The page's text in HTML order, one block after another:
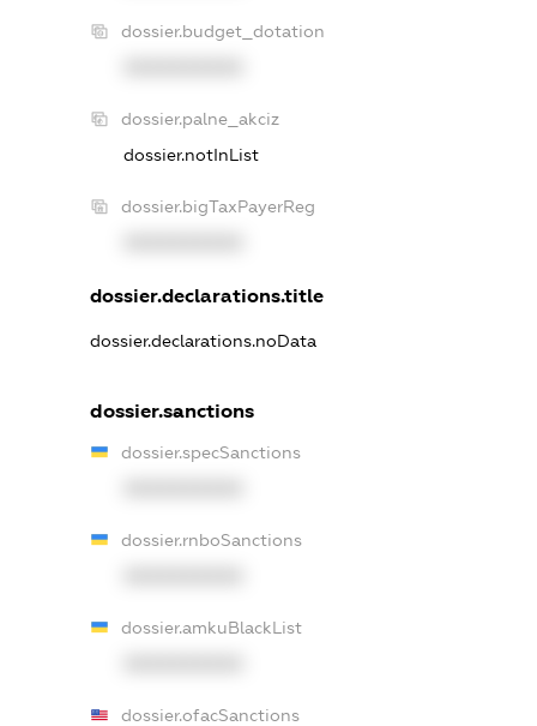
dossier.budget_dotation
dossier.palne_akciz
dossier.notInList
dossier.bigTaxPayerReg
dossier.declarations.title
dossier.declarations.noData
dossier.sanctions
dossier.specSanctions
dossier.rnboSanctions
dossier.amkuBlackList
dossier.ofacSanctions